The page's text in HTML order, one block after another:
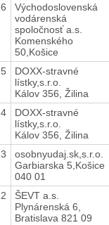
Východoslovenská
vodárenská
spoločnosť a.s.
Komenského
50,Košice
DOXX-stravné
lístky,s.r.o.
Kálov 356, Žilina
DOXX-stravné
lístky,s.r.o.
Kálov 356, Žilina
osobnyudaj.sk,s.r.o.
Garbiarska 5,Košice
040 01
ŠEVT a.s.
Plynárenská 6,
Bratislava 821 09